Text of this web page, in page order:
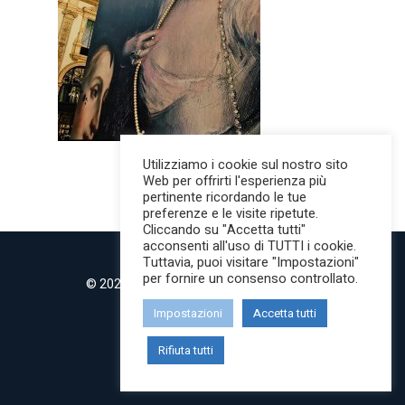
© 2022 MilanoMind | Tutti i diritti riservati.
P.IVA 09853820968
twitter instagram
Utilizziamo i cookie sul nostro sito
Web per offrirti l'esperienza più
pertinente ricordando le tue
preferenze e le visite ripetute.
Cliccando su "Accetta tutti"
acconsenti all'uso di TUTTI i cookie.
Tuttavia, puoi visitare "Impostazioni"
per fornire un consenso controllato.
Impostazioni Accetta tutti
Rifiuta tutti